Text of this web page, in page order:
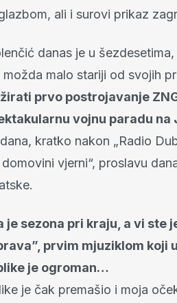
ali i surovi prikaz
danas je u
možda malo stariji od svojih
prvo postrojavanje
vojnu paradu na
kratko nakon „Radio
vjerni“, proslavu
je sezona pri kraju, a vi ste
prvim mjuziklom koji
je ogroman…
je čak premašio i moja